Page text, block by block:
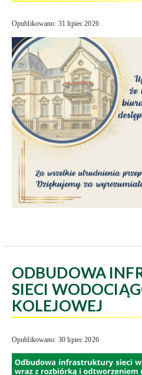
Opublikowano: 31 lipiec 2026
ODBUDOWA
SIECI
KOLEJOWEJ
Opublikowano: 30 lipiec 2026